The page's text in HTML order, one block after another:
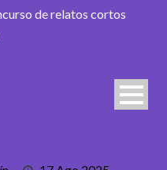
de relatos cortos